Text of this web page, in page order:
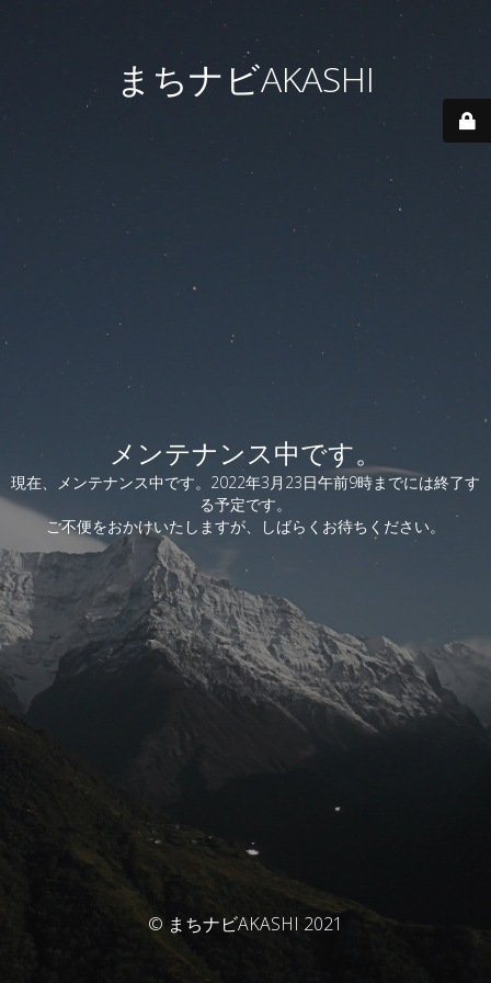
まちナビAKASHI
メンテナンス中です。
現在、メンテナンス中です。2022年3月23日午前9時までには終了す
る予定です。
ご不便をおかけいたしますが、しばらくお待ちください。
© まちナビAKASHI 2021